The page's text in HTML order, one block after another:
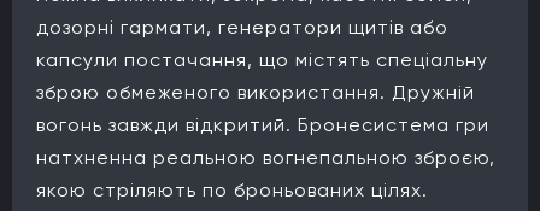
дозорні гармати, генератори щитів або
капсули постачання, що містять спеціальну
зброю обмеженого використання. Дружній
вогонь завжди відкритий. Бронесистема гри
натхненна реальною вогнепальною зброєю,
якою стріляють по броньованих цілях.